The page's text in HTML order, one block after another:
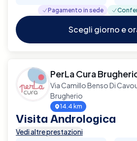
Pagamento in sede
Scegli giorno e
PerLa Cura
Via Camillo Benso Di
Brugherio
14.4 km
Visita Andrologica
Vedi altre prestazioni